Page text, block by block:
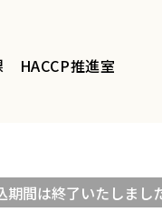
HACCP推進室